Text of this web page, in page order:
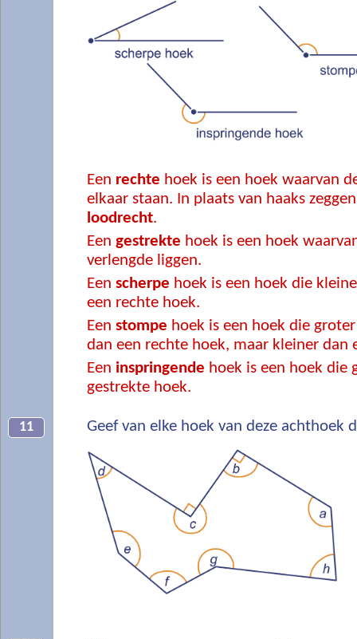
Een rechte hoek is een hoek waarvan
elkaar staan. In plaats van haaks
loodrecht.
Een gestrekte hoek is een hoek
verlengde liggen.
Een scherpe hoek is een hoek die
een rechte hoek.
Een stompe hoek is een hoek die
dan een rechte hoek, maar kleiner dan
Een inspringende hoek is een hoek die
gestrekte hoek.
11 Geef van elke hoek van deze achthoek